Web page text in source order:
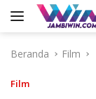
Langsung
Beranda
Film
Film